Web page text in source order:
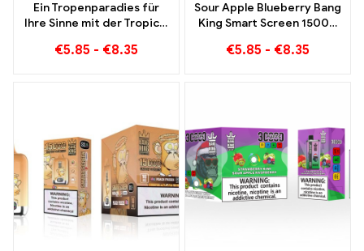
Ein Tropenparadies für
Ihre Sinne mit der Tropical
Screen 15000 Puff
€5.85 - €8.35
Sour Apple Blueberry Bang
King Smart Screen 15000
Dampferlebnis voller
€5.85 - €8.35